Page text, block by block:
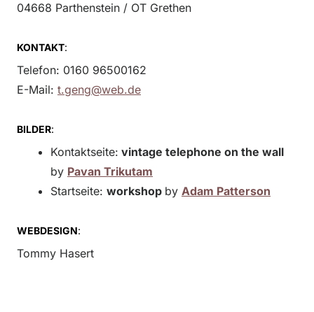
04668 Parthenstein / OT Grethen
KONTAKT:
Telefon: 0160 96500162
E-Mail: t.geng@web.de
BILDER:
Kontaktseite: vintage telephone on the wall
by Pavan Trikutam
Startseite: workshop by Adam Patterson
WEBDESIGN:
Tommy Hasert